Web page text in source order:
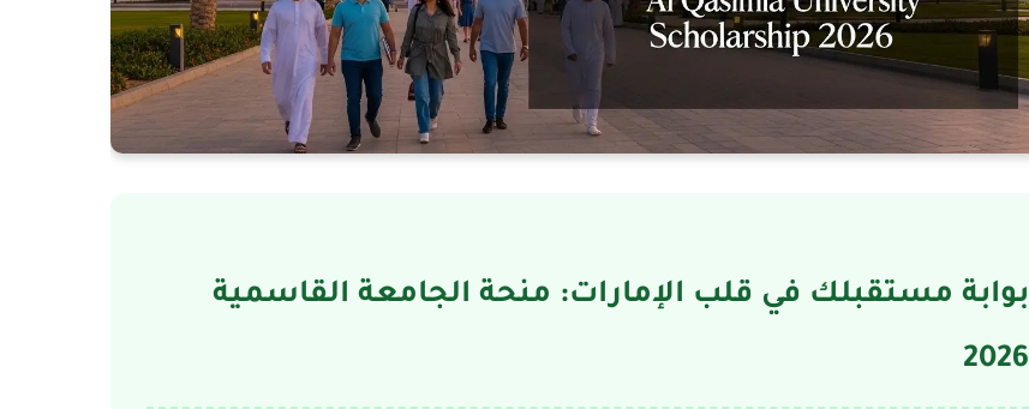
بوابة مستقبلك في قلب الإمارات: منحة الجامعة القاسمية
2026